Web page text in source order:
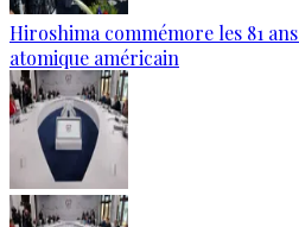
Hiroshima commémore les 81
atomique américain